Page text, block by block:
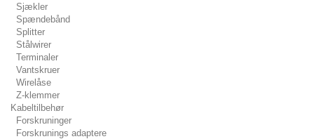
Sjækler
Spændebånd
Splitter
Stålwirer
Terminaler
Vantskruer
Wirelåse
Z-klemmer
Kabeltilbehør
Forskruninger
Forskrunings adaptere